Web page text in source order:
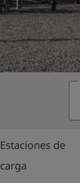
Estaciones de
carga